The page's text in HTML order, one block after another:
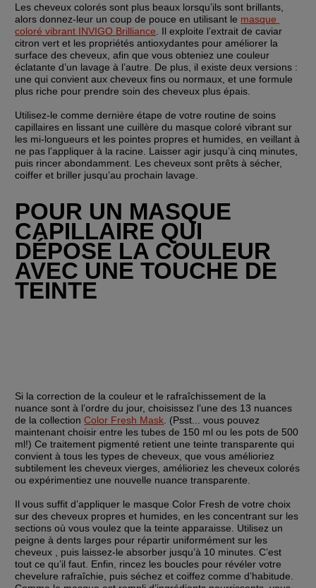
Les cheveux colorés sont plus beaux lorsqu’ils sont brillants,
alors donnez-leur un coup de pouce en utilisant le masque
coloré vibrant INVIGO Brilliance . Il exploite l’extrait de caviar
citron vert et les propriétés antioxydantes pour améliorer la
surface des cheveux, afin que vous obteniez une couleur
éclatante d’un lavage à l’autre. De plus, il existe deux versions :
une qui convient aux cheveux fins ou normaux, et une formule
plus riche pour prendre soin des cheveux plus épais.
Utilisez-le comme dernière étape de votre routine de soins
capillaires en lissant une cuillère du masque coloré vibrant sur
les mi-longueurs et les pointes propres et humides, en veillant à
ne pas l’appliquer à la racine. Laisser agir jusqu’à cinq minutes,
puis rincer abondamment. Les cheveux sont prêts à sécher,
coiffer et briller jusqu’au prochain lavage.
POUR UN MASQUE
CAPILLAIRE QUI
DÉPOSE LA COULEUR
AVEC UNE TOUCHE DE
TEINTE
Si la correction de la couleur et le rafraîchissement de la
nuance sont à l’ordre du jour, choisissez l’une des 13 nuances
de la collection Color Fresh Mask . (Psst... vous pouvez
maintenant choisir entre les tubes de 150 ml ou les pots de 500
ml!) Ce traitement pigmenté retient une teinte transparente qui
convient à tous les types de cheveux, que vous amélioriez
subtilement les cheveux vierges, amélioriez les cheveux colorés
ou expérimentiez une nouvelle nuance transparente.
Il vous suffit d’appliquer le masque Color Fresh de votre choix
sur des cheveux propres et humides, en les concentrant sur les
sections où vous voulez que la teinte apparaisse. Utilisez un
peigne à dents larges pour répartir uniformément sur les
cheveux , puis laissez-le absorber jusqu’à 10 minutes. C’est
tout ce qu’il faut. Enfin, rincez les boucles pour révéler votre
chevelure rafraîchie, puis séchez et coiffez comme d’habitude.